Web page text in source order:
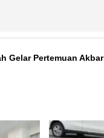
Gelar Pertemuan Akbar